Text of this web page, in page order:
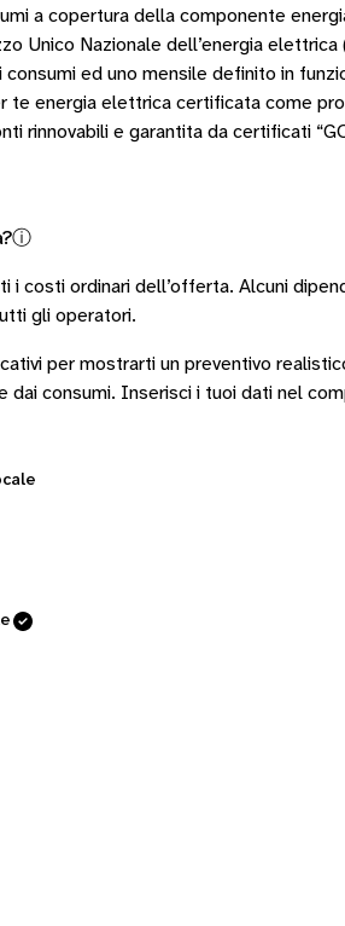
a copertura della componente
Unico Nazionale dell’energia elettrica
ed uno mensile definito in
te energia elettrica certificata come
rinnovabili e garantita da certificati
ⓘ
i costi ordinari dell’offerta. Alcuni
gli operatori.
per mostrarti un preventivo
dai consumi. Inserisci i tuoi dati nel